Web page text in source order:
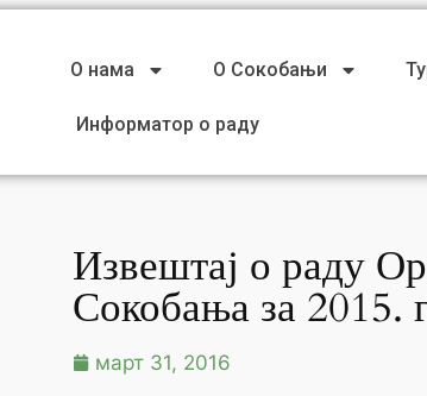
О нама О Сокобањи
Информатор о раду
Извештај о раду
Сокобања за 2015.
март 31, 2016